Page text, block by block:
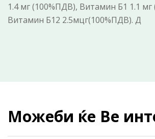
1.4 мг (100%ПДВ), Витамин Б1 1.1
Витамин Б12 2.5мцг(100%ПДВ). Д
Можеби ќе Ве